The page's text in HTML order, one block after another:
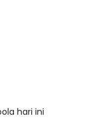
hari ini